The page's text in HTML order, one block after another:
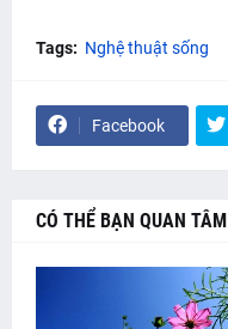
Tags: Nghệ thuật sống
Facebook
CÓ THỂ BẠN QUAN TÂM